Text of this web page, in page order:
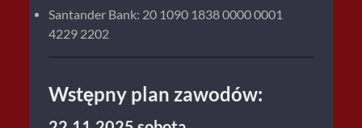
Santander Bank: 20 1090 1838 0000 0001
4229 2202
Wstępny plan zawodów: